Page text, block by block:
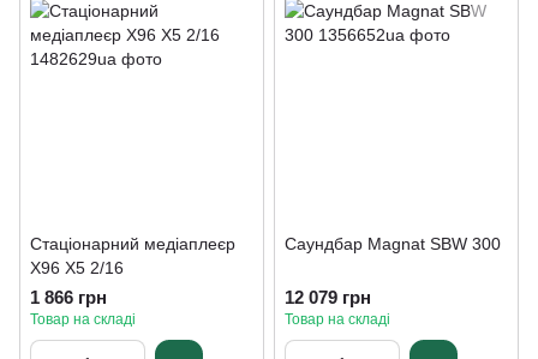
Стаціонарний медіаплеєр
X96 X5 2/16
1 866 грн
Товар на складі
Саундбар Magnat SBW 300
12 079 грн
Товар на складі